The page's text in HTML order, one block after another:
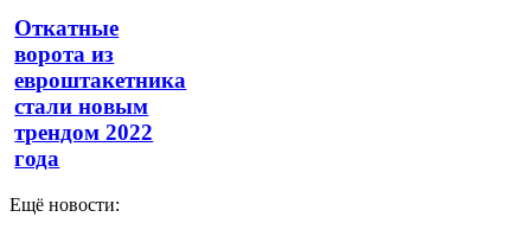
Откатные
ворота из
евроштакетника
стали новым
трендом 2022
года
Ещё новости: